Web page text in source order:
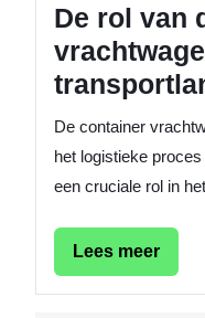
De rol van
De container
het logistieke
een cruciale rol in
Lees meerLees
meer